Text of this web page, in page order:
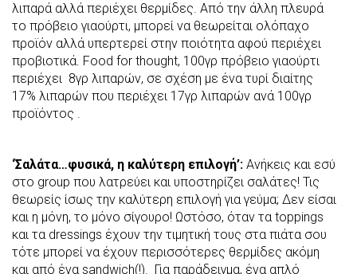
λιπαρά αλλά περιέχει θερμίδες. Από την άλλη πλευρά
το πρόβειο γιαούρτι, μπορεί να θεωρείται ολόπαχο
προϊόν αλλά υπερτερεί στην ποιότητα αφού περιέχει
προβιοτικά. Food for thought, 100γρ πρόβειο γιαούρτι
περιέχει 8γρ λιπαρών, σε σχέση με ένα τυρί διαίτης
17% λιπαρών που περιέχει 17γρ λιπαρών ανά 100γρ
προϊόντος .
‘Σαλάτα…φυσικά, η καλύτερη επιλογή’: Ανήκεις και εσύ
στο group που λατρεύει και υποστηρίζει σαλάτες! Τις
θεωρείς ίσως την καλύτερη επιλογή για γεύμα; Δεν είσαι
και η μόνη, το μόνο σίγουρο! Ωστόσο, όταν τα toppings
και τα dressings έχουν την τιμητική τους στα πιάτα σου
τότε μπορεί να έχουν περισσότερες θερμίδες ακόμη
και από ένα sandwich(!). Για παράδειγμα, ένα απλό